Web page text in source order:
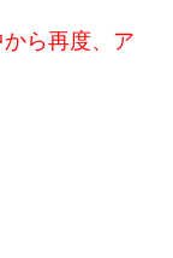
ら再度、ア